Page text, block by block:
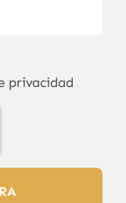
privacidad